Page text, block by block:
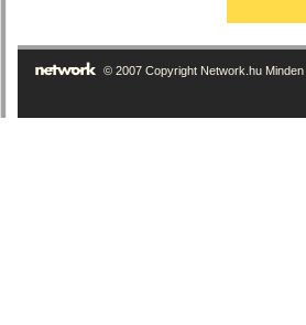
© 2007 Copyright Network.hu Minden